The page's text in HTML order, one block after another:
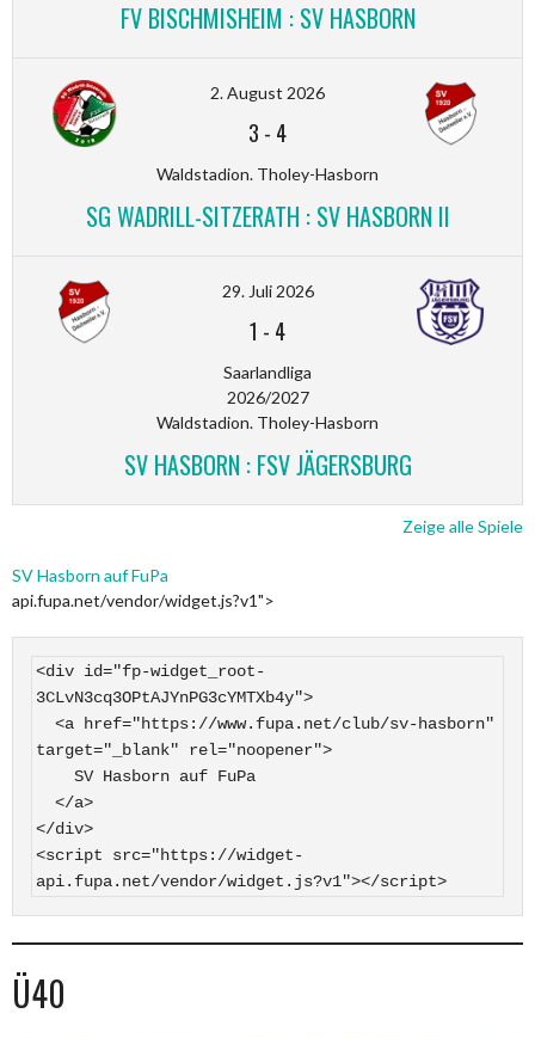
FV BISCHMISHEIM : SV HASBORN
2. August 2026
3 - 4
Waldstadion. Tholey-Hasborn
SG WADRILL-SITZERATH : SV HASBORN II
29. Juli 2026
1 - 4
Saarlandliga
2026/2027
Waldstadion. Tholey-Hasborn
SV HASBORN : FSV JÄGERSBURG
Zeige alle Spiele
SV Hasborn auf FuPa
api.fupa.net/vendor/widget.js?v1">
<div id="fp-widget_root-
3CLvN3cq3OPtAJYnPG3cYMTXb4y">
target="_blank" rel="noopener">
</div>
<script src="https://widget-
api.fupa.net/vendor/widget.js?v1"></script>
Ü40